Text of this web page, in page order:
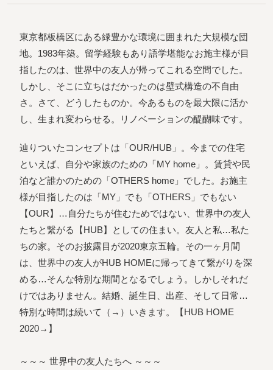
東京都板橋区にある緑豊かな環境に囲まれた大規模な団
地。1983年築。留学経験もあり語学堪能なお施主様が目
指したのは、世界中の友人が帰ってこれる空間でした。
しかし、そこに立ちはだかったのは壁式構造の不自由
さ。さて、どうしたものか。今あるものを最大限に活か
し、生まれ変わらせる。リノベーションの醍醐味です。
辿りついたコンセプトは「OUR/HUB」。今までの住宅
といえば、自分や家族のための「MY home」。賃貸や民
泊など誰かのための「OTHERS home」でした。お施主
様が目指したのは「MY」でも「OTHERS」でもない
【OUR】…自分たちが住むためではない、世界中の友人
たちと繋がる【HUB】としての住まい。友人と私…私た
ちの家。そのお披露目が2020東京五輪。その一ヶ月間
は、世界中の友人がHUB HOMEに帰ってきて繋がりを深
める…そんな特別な期間となるでしょう。しかしそれだ
けではありません。結婚、誕生日、出産、そして日常…
特別な時間は続いて（→）いきます。【HUB HOME
2020→】
～～～ 世界中の友人たちへ ～～～